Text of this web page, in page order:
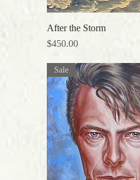
クイックビュー
After the Storm
価格
$450.00
Sale